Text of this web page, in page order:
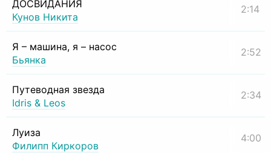
ДОСВИДАНИЯ
Кунов Никита
2:14
Я – машина, я – насос
Бьянка
2:52
Путеводная звезда
Idris & Leos
2:34
Луиза
Филипп Киркоров
4:00